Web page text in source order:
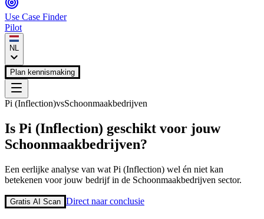
Use Case Finder
Pilot
NL
Plan kennismaking
Pi (Inflection)vsSchoonmaakbedrijven
Is Pi (Inflection) geschikt voor jouw
Schoonmaakbedrijven?
Een eerlijke analyse van wat Pi (Inflection) wel én niet kan
betekenen voor jouw bedrijf in de Schoonmaakbedrijven sector.
Gratis AI Scan Direct naar conclusie